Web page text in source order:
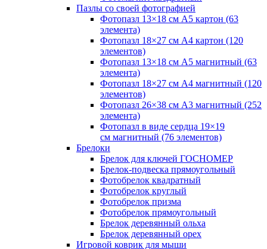
Пазлы со своей фотографией
Фотопазл 13×18 см А5 картон (63
элемента)
Фотопазл 18×27 см А4 картон (120
элементов)
Фотопазл 13×18 см А5 магнитный (63
элемента)
Фотопазл 18×27 см А4 магнитный (120
элементов)
Фотопазл 26×38 см А3 магнитный (252
элемента)
Фотопазл в виде сердца 19×19
см магнитный (76 элементов)
Брелоки
Брелок для ключей ГОСНОМЕР
Брелок-подвеска прямоугольный
Фотобрелок квадратный
Фотобрелок круглый
Фотобрелок призма
Фотобрелок прямоугольный
Брелок деревянный ольха
Брелок деревянный орех
Игровой коврик для мыши